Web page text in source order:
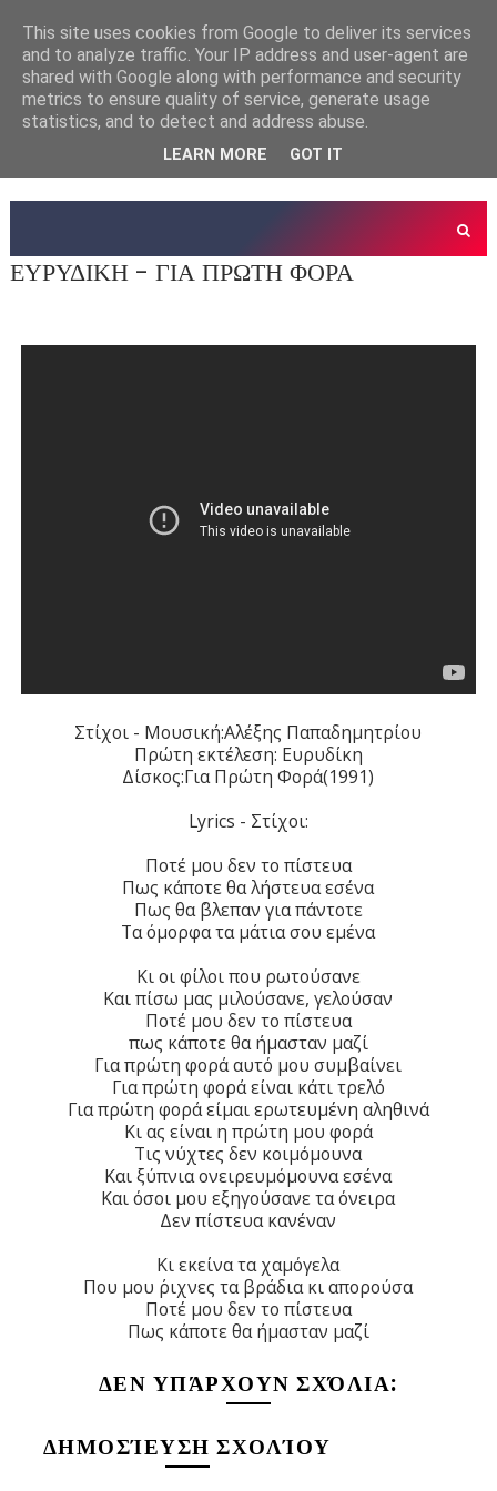
ΕΥΡΥΔΙΚΗ - ΓΙΑ ΠΡΩΤΗ ΦΟΡΑ
Στίχοι - Μουσική:Αλέξης Παπαδημητρίου
Πρώτη εκτέλεση: Ευρυδίκη
Δίσκος:Για Πρώτη Φορά(1991)
Lyrics - Στίχοι:
Ποτέ μου δεν το πίστευα
Πως κάποτε θα λήστευα εσένα
Πως θα ΄βλεπαν για πάντοτε
Τα όμορφα τα μάτια σου εμένα
Κι οι φίλοι που ρωτούσανε
Και πίσω μας μιλούσανε, γελούσαν
Ποτέ μου δεν το πίστευα
πως κάποτε θα ήμασταν μαζί
Για πρώτη φορά αυτό μου συμβαίνει
Για πρώτη φορά είναι κάτι τρελό
Για πρώτη φορά είμαι ερωτευμένη αληθινά
Κι ας είναι η πρώτη μου φορά
Τις νύχτες δεν κοιμόμουνα
Και ξύπνια ονειρευμόμουνα εσένα
Και όσοι μου εξηγούσανε τα όνειρα
Δεν πίστευα κανέναν
Κι εκείνα τα χαμόγελα
Που μου ΄ριχνες τα βράδια κι απορούσα
Ποτέ μου δεν το πίστευα
Πως κάποτε θα ήμασταν μαζί
ΔΕΝ ΥΠΆΡΧΟΥΝ ΣΧΌΛΙΑ:
ΔΗΜΟΣΊΕΥΣΗ ΣΧΟΛΊΟΥ
This site uses cookies from Google to deliver its services
and to analyze traffic. Your IP address and user-agent are
shared with Google along with performance and security
metrics to ensure quality of service, generate usage
statistics, and to detect and address abuse.
LEARN MORE GOT IT